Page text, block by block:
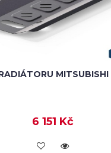
MITSUBISHI
6 151 Kč
KOUPIT